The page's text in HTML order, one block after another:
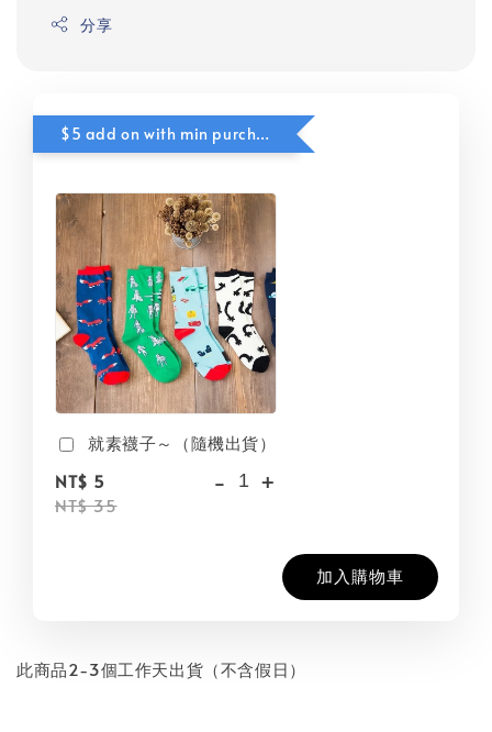
分享
$5 add on with min purchase
就素襪子～（隨機出貨）
NT$ 5
NT$ 35
- +
加入購物車
此商品2-3個工作天出貨（不含假日）